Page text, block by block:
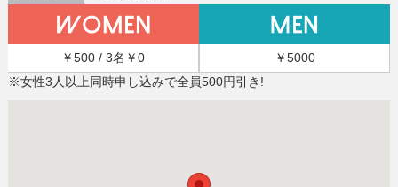
￥500 / 3名￥0
￥5000
※女性3人以上同時申し込みで全員500円引き!